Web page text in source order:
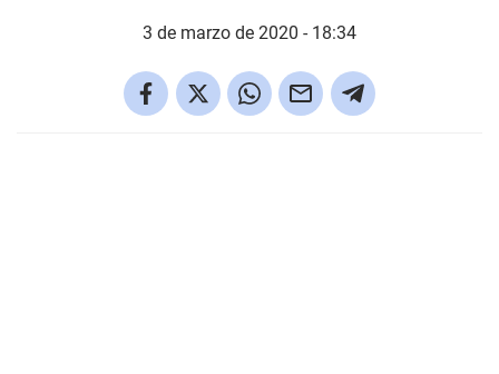
3 de marzo de 2020 - 18:34